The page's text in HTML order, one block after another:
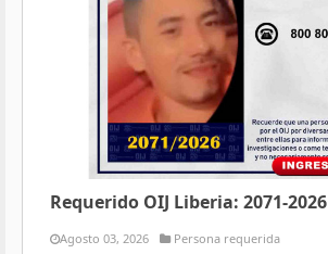
Requerido OIJ Liberia: 2071-2026
Agosto 03, 2026 Persona requerida